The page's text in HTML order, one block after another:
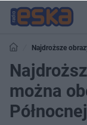
Najdroższe
zapłacimy grosze
można